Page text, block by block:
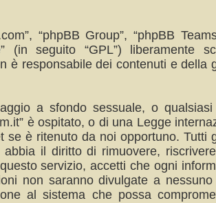
“phpBB Group”, “phpBB
” (in seguito “GPL”) liberamente
è responsabile dei contenuti e della
a sfondo sessuale, o
è ospitato, o di una Legge
se è ritenuto da noi opportuno. Tutti
il diritto di rimuovere,
servizio, accetti che ogni
non saranno divulgate a
al sistema che possa